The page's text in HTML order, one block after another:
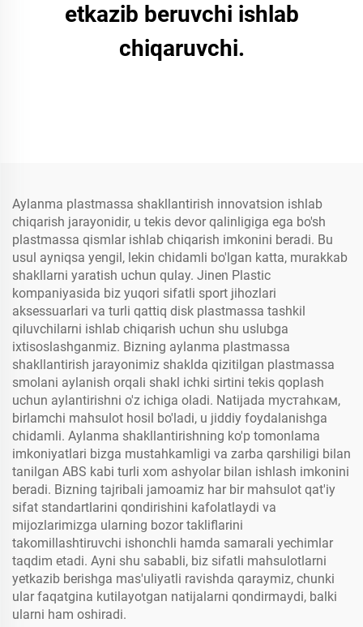
etkazib beruvchi ishlab
chiqaruvchi.
Aylanma plastmassa shakllantirish innovatsion ishlab
chiqarish jarayonidir, u tekis devor qalinligiga ega bo'sh
plastmassa qismlar ishlab chiqarish imkonini beradi. Bu
usul ayniqsa yengil, lekin chidamli bo'lgan katta, murakkab
shakllarni yaratish uchun qulay. Jinen Plastic
kompaniyasida biz yuqori sifatli sport jihozlari
aksessuarlari va turli qattiq disk plastmassa tashkil
qiluvchilarni ishlab chiqarish uchun shu uslubga
ixtisoslashganmiz. Bizning aylanma plastmassa
shakllantirish jarayonimiz shaklda qizitilgan plastmassa
smolani aylanish orqali shakl ichki sirtini tekis qoplash
uchun aylantirishni o'z ichiga oladi. Natijada mустahкам,
birlamchi mahsulot hosil bo'ladi, u jiddiy foydalanishga
chidamli. Aylanma shakllantirishning ko'p tomonlama
imkoniyatlari bizga mustahkamligi va zarba qarshiligi bilan
tanilgan ABS kabi turli xom ashyolar bilan ishlash imkonini
beradi. Bizning tajribali jamoamiz har bir mahsulot qat'iy
sifat standartlarini qondirishini kafolatlaydi va
mijozlarimizga ularning bozor takliflarini
takomillashtiruvchi ishonchli hamda samarali yechimlar
taqdim etadi. Ayni shu sababli, biz sifatli mahsulotlarni
yetkazib berishga mas'uliyatli ravishda qaraymiz, chunki
ular faqatgina kutilayotgan natijalarni qondirmaydi, balki
ularni ham oshiradi.